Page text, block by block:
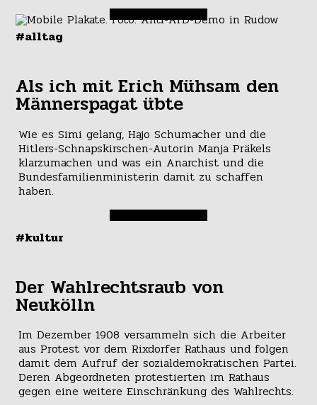
#alltag
Als ich mit Erich Mühsam den
Männerspagat übte
Wie es Simi gelang, Hajo Schumacher und die
Hitlers-Schnapskirschen-Autorin Manja Präkels
klarzumachen und was ein Anarchist und die
Bundesfamilienministerin damit zu schaffen
haben.
#kultur
Der Wahlrechtsraub von
Neukölln
Im Dezember 1908 versammeln sich die Arbeiter
aus Protest vor dem Rixdorfer Rathaus und folgen
damit dem Aufruf der sozialdemokratischen Partei.
Deren Abgeordneten protestierten im Rathaus
gegen eine weitere Einschränkung des Wahlrechts.